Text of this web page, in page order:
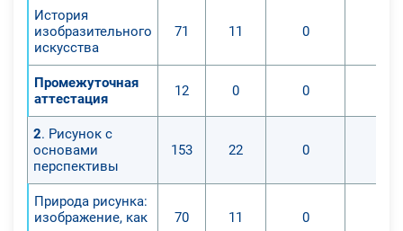
История
изобразительного
искусства
71 11 0
Промежуточная
аттестация
12 0 0
2. Рисунок с
основами
перспективы
153 22 0
Природа рисунка:
изображение, как
70 11 0